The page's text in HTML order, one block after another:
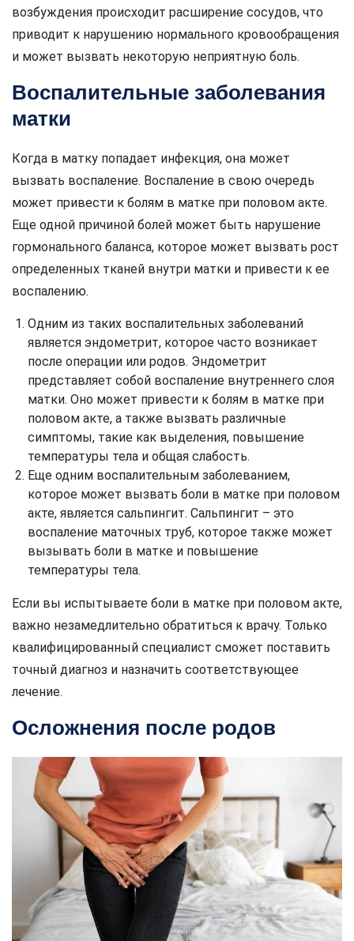
возбуждения происходит расширение сосудов, что
приводит к нарушению нормального кровообращения
и может вызвать некоторую неприятную боль.
Воспалительные заболевания
матки
Когда в матку попадает инфекция, она может
вызвать воспаление. Воспаление в свою очередь
может привести к болям в матке при половом акте.
Еще одной причиной болей может быть нарушение
гормонального баланса, которое может вызвать рост
определенных тканей внутри матки и привести к ее
воспалению.
Одним из таких воспалительных заболеваний
является эндометрит, которое часто возникает
после операции или родов. Эндометрит
представляет собой воспаление внутреннего слоя
матки. Оно может привести к болям в матке при
половом акте, а также вызвать различные
симптомы, такие как выделения, повышение
температуры тела и общая слабость.
Еще одним воспалительным заболеванием,
которое может вызвать боли в матке при половом
акте, является сальпингит. Сальпингит – это
воспаление маточных труб, которое также может
вызывать боли в матке и повышение
температуры тела.
Если вы испытываете боли в матке при половом акте,
важно незамедлительно обратиться к врачу. Только
квалифицированный специалист сможет поставить
точный диагноз и назначить соответствующее
лечение.
Осложнения после родов